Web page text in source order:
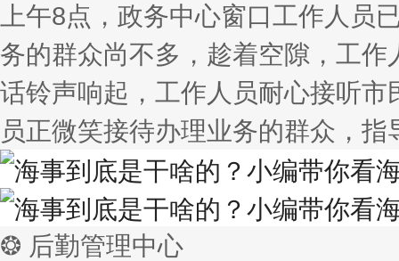
上午8点，政务中心窗口工作人员
务的群众尚不多，趁着空隙，工
话铃声响起，工作人员耐心接听
员正微笑接待办理业务的群众，
❂ 后勤管理中心